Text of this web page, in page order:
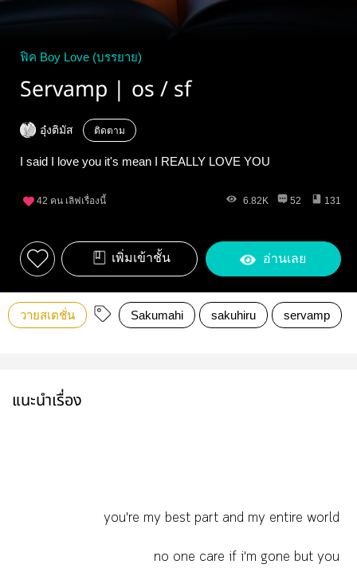
ฟิค Boy Love (บรรยาย)
Servamp | os / sf
อุ๋งติมัส ติดตาม
I said I love you it's mean I REALLY LOVE YOU
42 คน เลิฟเรื่องนี้ 6.82K 52 131
เพิ่มเข้าชั้น อ่านเลย
วายสเตชั่น Sakumahi sakuhiru servamp
แนะนำเรื่อง
you're my best part and my entire world
no one care if i'm gone but you